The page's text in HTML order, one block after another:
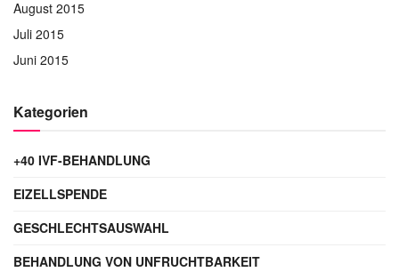
August 2015
Juli 2015
Juni 2015
Kategorien
+40 IVF-BEHANDLUNG
EIZELLSPENDE
GESCHLECHTSAUSWAHL
BEHANDLUNG VON UNFRUCHTBARKEIT